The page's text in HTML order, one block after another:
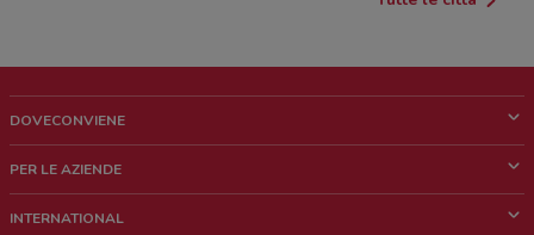
DOVECONVIENE
Chi siamo
PER LE AZIENDE
INTERNATIONAL